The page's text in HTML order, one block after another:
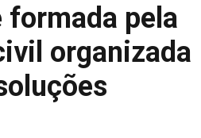
formada pela
organizada